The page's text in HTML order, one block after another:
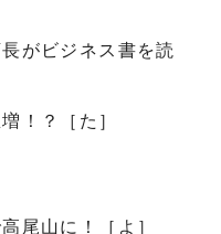
がビジネス書を読
！？［た］
」
尾山に！［よ］